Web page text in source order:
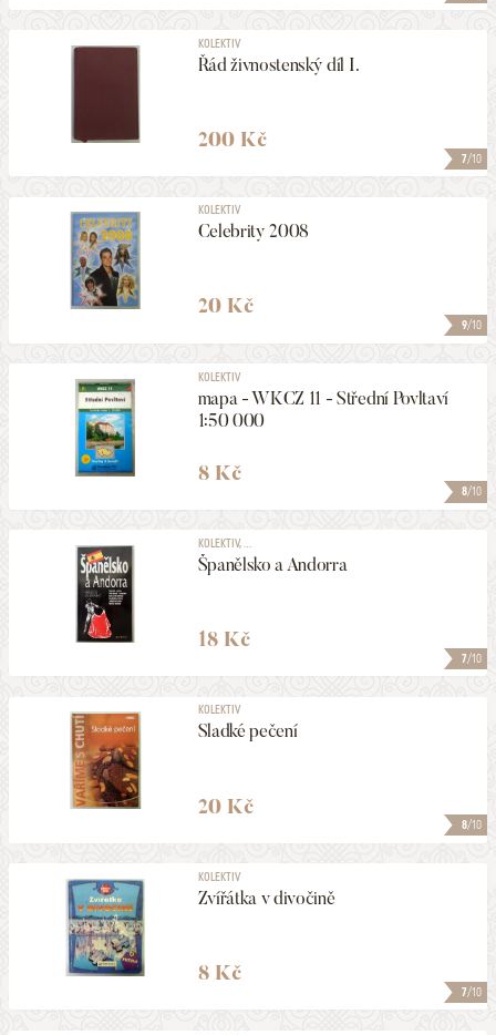
7/10
KOLEKTIV
Řád živnostenský díl I.
200 Kč
9/10
KOLEKTIV
Celebrity 2008
20 Kč
8/10
KOLEKTIV
mapa - WKCZ 11 - Střední Povltaví
1:50 000
8 Kč
7/10
KOLEKTIV, ...
Španělsko a Andorra
18 Kč
8/10
KOLEKTIV
Sladké pečení
20 Kč
7/10
KOLEKTIV
Zvířátka v divočině
8 Kč